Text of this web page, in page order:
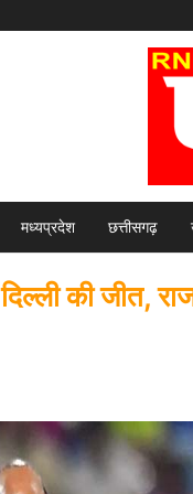
मध्यप्रदेश छत्तीसगढ़
की जीत,